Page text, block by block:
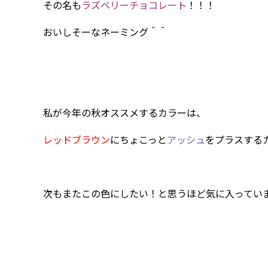
その名もラズベリーチョコレート ！！！
おいしそーなネーミング＾＾
私が今年の秋オススメするカラーは、
レッドブラウンにちょこっと アッシュをプラスする
次もまたこの色にしたい！と思うほど気に入ってい